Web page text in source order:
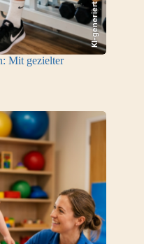
KI-generiert
Mit gezielter